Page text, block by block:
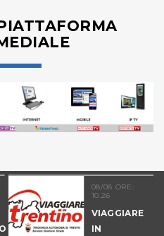
08/08 ORE:
10.26
VIAGGIARE
IN